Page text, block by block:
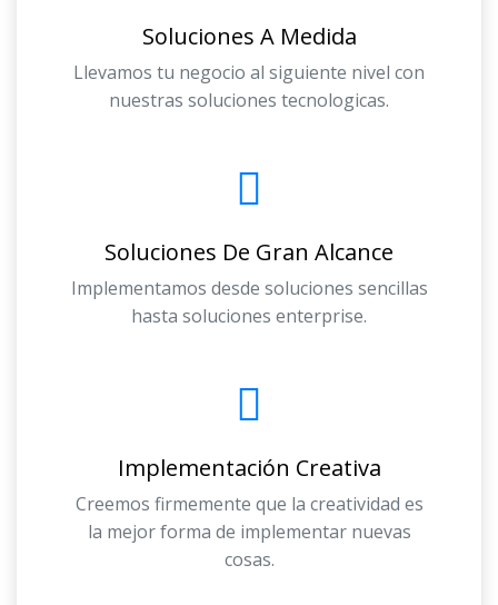
Soluciones A Medida
Llevamos tu negocio al siguiente nivel con
nuestras soluciones tecnologicas.
Soluciones De Gran Alcance
Implementamos desde soluciones sencillas
hasta soluciones enterprise.
Implementación Creativa
Creemos firmemente que la creatividad es
la mejor forma de implementar nuevas
cosas.